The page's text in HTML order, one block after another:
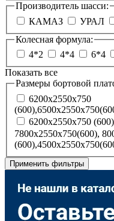
Производитель шасси:
КАМАЗ
УРАЛ
Колесная формула:
4*2
4*4 6*4
Показать все
Размеры бортовой
7800х2550х750(600),
Применить фильтры